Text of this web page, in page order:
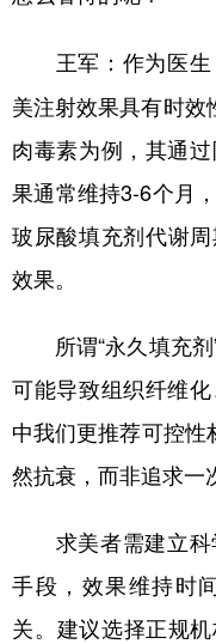
王军： 作为医
美注射效果具有时效
肉毒素为例，其通
果通常维持3-6个月
玻尿酸填充剂代谢
效果。
所谓“永久填充剂”
可能导致组织纤维
中我们更推荐可控性
然抗衰，而非追求一
求美者需建立科
手段，效果维持时
关‌。建议选择正规